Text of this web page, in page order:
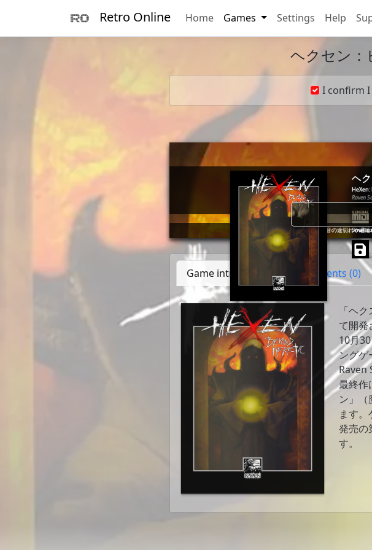
Retro Online Home Games Settings Help
ヘクセン：
I confirm I
_
(_)____
/ / ___/_____/ __
/ (__  )_____/ /_/
__/ /____/      \__,_/
Tips: ステレオ出力に完全対応し、音の途切れや遅
ヘ
Raven
Small
Game introduction Comments (0)
「ヘ
て開
10月
ングゲ
Raven
最終作
ン」
ます
発売の
す。